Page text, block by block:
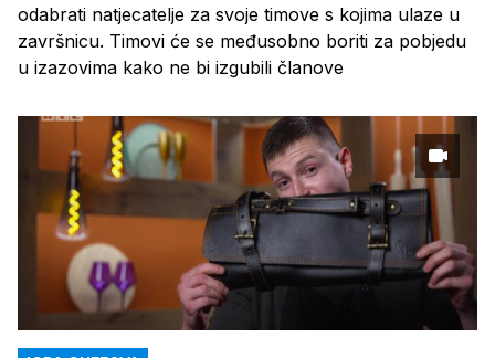
odabrati natjecatelje za svoje timove s kojima ulaze u
završnicu. Timovi će se međusobno boriti za pobjedu
u izazovima kako ne bi izgubili članove